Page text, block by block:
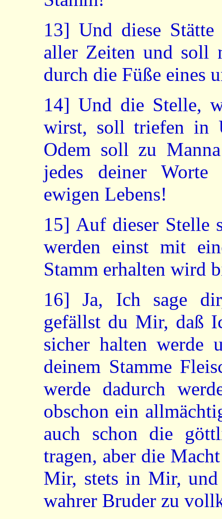
13] Und diese
aller Zeiten und soll
durch die Füße eines
14] Und die Stelle,
wirst, soll triefen in
Odem soll zu
jedes deiner Worte
ewigen Lebens!
15] Auf dieser Stelle
werden einst mit
Stamm erhalten wird
16] Ja, Ich sage
gefällst du Mir, daß
sicher halten werde
deinem Stamme
werde dadurch
obschon ein
auch schon die
tragen, aber die
Mir, stets in Mir, und
wahrer Bruder zu